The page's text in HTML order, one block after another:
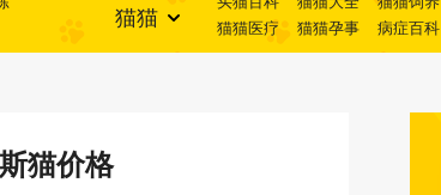
猫猫
猫猫医疗
猫猫孕事 病症百科
猫价格